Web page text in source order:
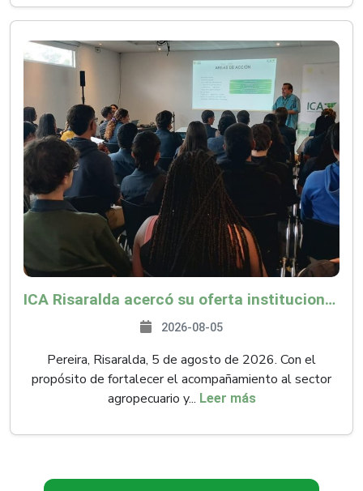
ICA Risaralda acercó su oferta institucional a productores y emprendedores en Expocamello
2026-08-05
Pereira, Risaralda, 5 de agosto de 2026. Con el
propósito de fortalecer el acompañamiento al sector
agropecuario y... Leer más